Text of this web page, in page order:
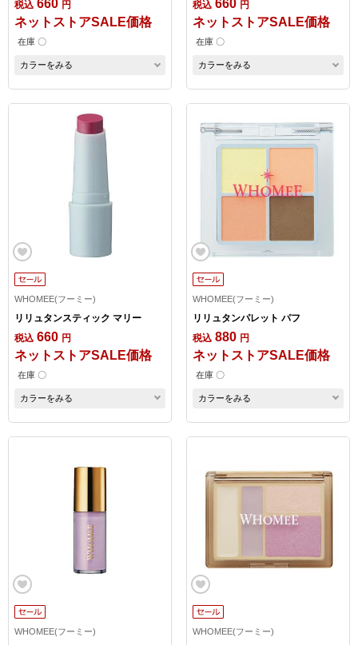
税込 660 円
ネットストアSALE価格
在庫 〇
カラーをみる
税込 660 円
ネットストアSALE価格
在庫 〇
カラーをみる
WHOMEE(フーミー)
リリュタンスティック マリー
税込 660 円
ネットストアSALE価格
在庫 〇
カラーをみる
WHOMEE(フーミー)
リリュタンパレット パフ
税込 880 円
ネットストアSALE価格
在庫 〇
カラーをみる
WHOMEE(フーミー) WHOMEE(フーミー)